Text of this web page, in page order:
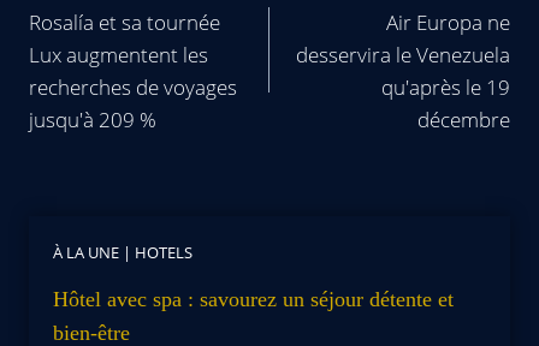
Rosalía et sa tournée
Lux augmentent les
recherches de voyages
jusqu'à 209 %
Air Europa ne
desservira le Venezuela
qu'après le 19
décembre
À LA UNE | HOTELS
Hôtel avec spa : savourez un séjour détente et
bien-être